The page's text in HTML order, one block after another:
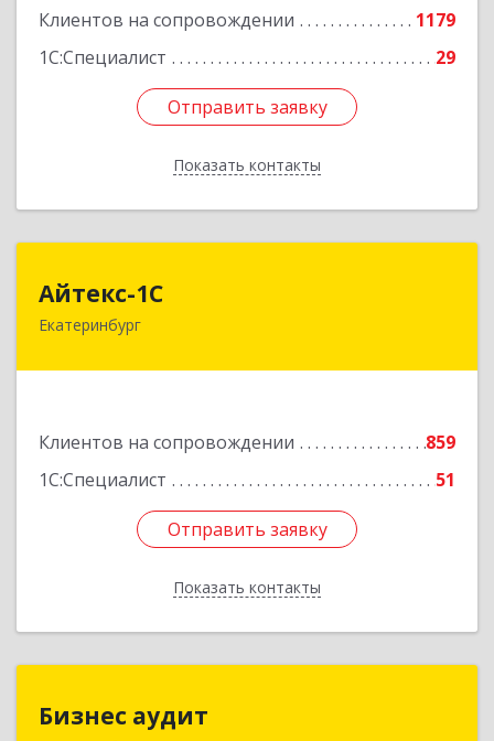
Клиентов на сопровождении
1179
1С:Специалист
29
Отправить заявку
Показать контакты
Отправить заявку
Назад
Айтекс-1С
Екатеринбург
Клиентов на сопровождении
859
1С:Специалист
51
Отправить заявку
Показать контакты
620041, Свердловская обл, Екатеринбург г,
Отправить заявку
Назад
Бизнес аудит